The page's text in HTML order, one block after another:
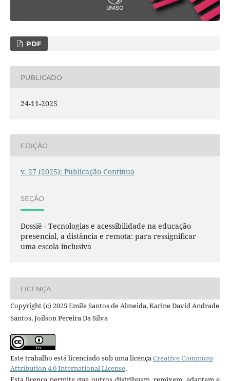
PDF
PUBLICADO
24-11-2025
EDIÇÃO
v. 27 (2025): Publicação Contínua
SEÇÃO
Dossiê - Tecnologias e acessibilidade na educação
presencial, a distância e remota: para ressignificar
uma escola inclusiva
LICENÇA
Copyright (c) 2025 Emile Santos de Almeida, Karine David Andrade
Santos, Joilson Pereira Da Silva
Este trabalho está licenciado sob uma licençaCreative Commons
Attribution 4.0 International License.